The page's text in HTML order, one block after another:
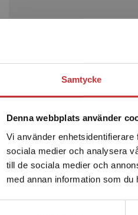
Samtycke
Denna webbplats använder
Vi använder
sociala medier och analysera
till de sociala medier och
med annan information som